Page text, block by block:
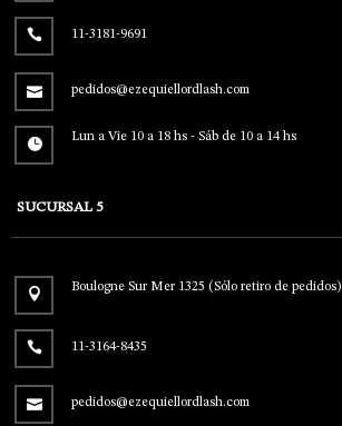
11-3181-9691
pedidos@ezequiellordlash.com
Lun a Vie 10 a 18 hs - Sáb de 10 a 14 hs
SUCURSAL 5
Boulogne Sur Mer 1325 (Sólo retiro de pedidos)
11-3164-8435
pedidos@ezequiellordlash.com